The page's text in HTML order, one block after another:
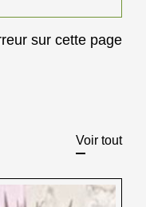
sur cette page
Voir tout